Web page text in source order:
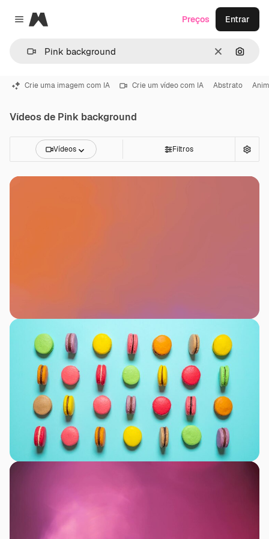
Close menu
Magnific
Limpar
Preços Entrar
Crie uma imagem com IA Crie um vídeo com IA Abstrato
Vídeos de Pink background
Vídeos Filtros